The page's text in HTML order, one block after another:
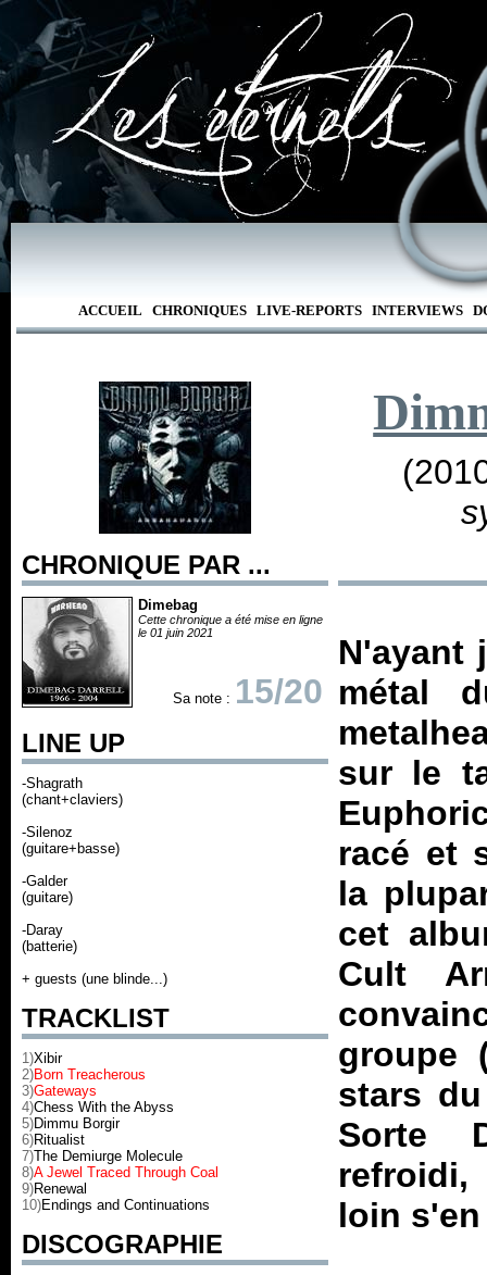
ACCUEIL CHRONIQUES LIVE-REPORTS INTERVIEWS
CHRONIQUE PAR ...
Dimebag
Cette chronique a été mise en ligne
le 01 juin 2021
Sa note : 15/20
LINE UP
-Shagrath
(chant+claviers)
-Silenoz
(guitare+basse)
-Galder
(guitare)
-Daray
(batterie)
+ guests (une blinde...)
TRACKLIST
1)Xibir
2)Born Treacherous
3)Gateways
4)Chess With the Abyss
5)Dimmu Borgir
6)Ritualist
7)The Demiurge Molecule
8)A Jewel Traced Through Coal
9)Renewal
10)Endings and Continuations
DISCOGRAPHIE
N'ayant
métal
sur le
racé et
la
cet
Cult
groupe
stars
Sorte
refroidi,
loin